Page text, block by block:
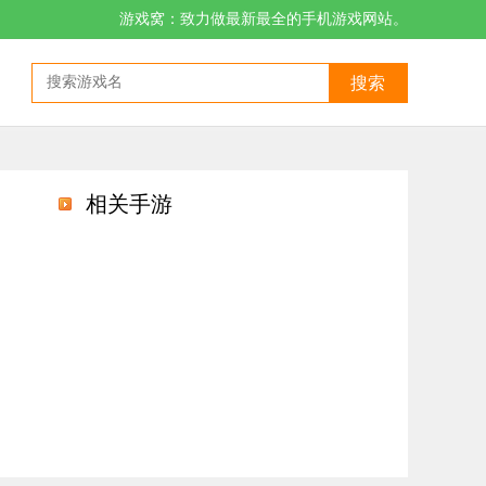
游戏窝：致力做最新最全的手机游戏网站。
搜索
相关手游